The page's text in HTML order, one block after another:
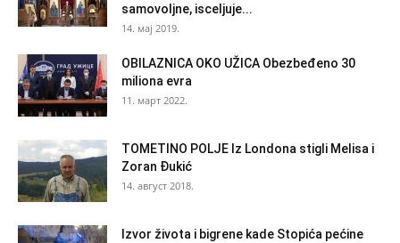
samovoljne, isceljuje...
14. мај 2019.
OBILAZNICA OKO UŽICA Obezbeđeno 30
miliona evra
11. март 2022.
TOMETINO POLJE Iz Londona stigli Melisa i
Zoran Đukić
14. август 2018.
Izvor života i bigrene kade Stopića pećine